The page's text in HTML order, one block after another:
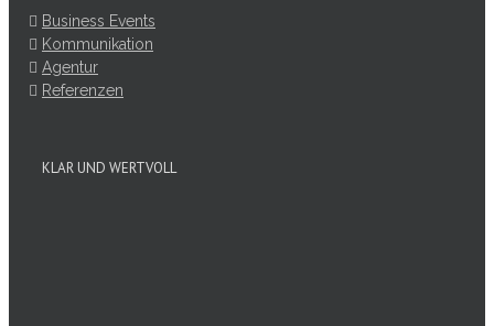
Business Events
Kommunikation
Agentur
Referenzen
KLAR UND WERTVOLL